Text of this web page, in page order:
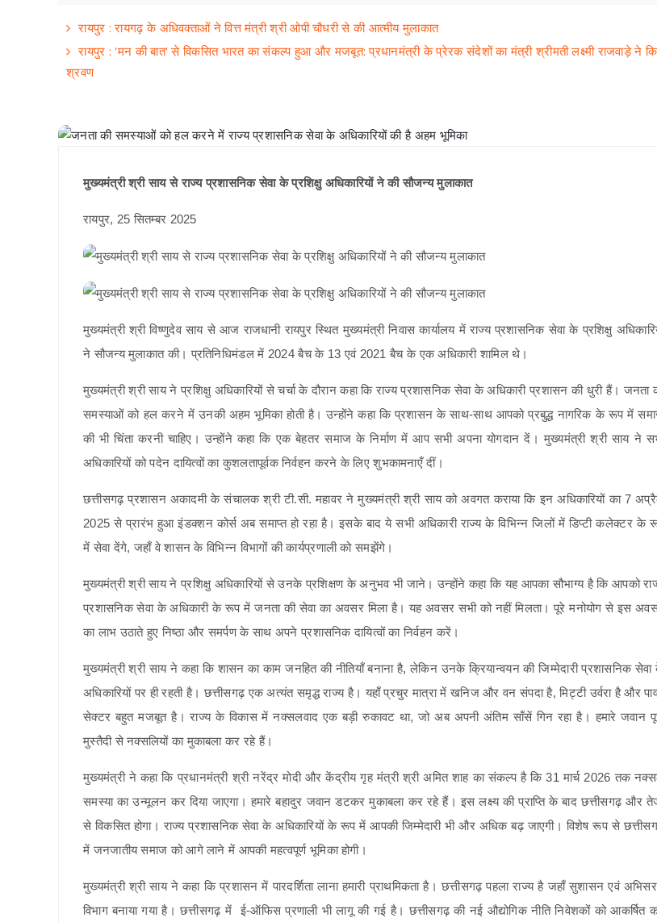
रायपुर : रायगढ़ के अधिवक्ताओं ने वित्त मंत्री श्री ओपी चौधरी से की आत्मीय मुलाकात
रायपुर : 'मन की बात' से विकसित भारत का संकल्प हुआ और मजबूत: प्रधानमंत्री के प्रेरक संदेशों का मंत्री श्रीमती लक्ष्मी राजवाड़े ने
श्रवण
मुख्यमंत्री श्री साय से राज्य प्रशासनिक सेवा के प्रशिक्षु अधिकारियों ने की सौजन्य मुलाकात
रायपुर, 25 सितम्बर 2025
मुख्यमंत्री श्री विष्णुदेव साय से आज राजधानी रायपुर स्थित मुख्यमंत्री निवास कार्यालय में राज्य प्रशासनिक सेवा के प्रशिक्षु
ने सौजन्य मुलाकात की। प्रतिनिधिमंडल में 2024 बैच के 13 एवं 2021 बैच के एक अधिकारी शामिल थे।
मुख्यमंत्री श्री साय ने प्रशिक्षु अधिकारियों से चर्चा के दौरान कहा कि राज्य प्रशासनिक सेवा के अधिकारी प्रशासन की धुरी हैं। जनता
समस्याओं को हल करने में उनकी अहम भूमिका होती है। उन्होंने कहा कि प्रशासन के साथ-साथ आपको प्रबुद्ध नागरिक के रूप में
की भी चिंता करनी चाहिए। उन्होंने कहा कि एक बेहतर समाज के निर्माण में आप सभी अपना योगदान दें। मुख्यमंत्री श्री साय ने
अधिकारियों को पदेन दायित्वों का कुशलतापूर्वक निर्वहन करने के लिए शुभकामनाएँ दीं।
छत्तीसगढ़ प्रशासन अकादमी के संचालक श्री टी.सी. महावर ने मुख्यमंत्री श्री साय को अवगत कराया कि इन अधिकारियों का 7
2025 से प्रारंभ हुआ इंडक्शन कोर्स अब समाप्त हो रहा है। इसके बाद ये सभी अधिकारी राज्य के विभिन्न जिलों में डिप्टी कलेक्टर के
में सेवा देंगे, जहाँ वे शासन के विभिन्न विभागों की कार्यप्रणाली को समझेंगे।
मुख्यमंत्री श्री साय ने प्रशिक्षु अधिकारियों से उनके प्रशिक्षण के अनुभव भी जाने। उन्होंने कहा कि यह आपका सौभाग्य है कि आपको
प्रशासनिक सेवा के अधिकारी के रूप में जनता की सेवा का अवसर मिला है। यह अवसर सभी को नहीं मिलता। पूरे मनोयोग से इस
का लाभ उठाते हुए निष्ठा और समर्पण के साथ अपने प्रशासनिक दायित्वों का निर्वहन करें।
मुख्यमंत्री श्री साय ने कहा कि शासन का काम जनहित की नीतियाँ बनाना है, लेकिन उनके क्रियान्वयन की जिम्मेदारी प्रशासनिक
अधिकारियों पर ही रहती है। छत्तीसगढ़ एक अत्यंत समृद्ध राज्य है। यहाँ प्रचुर मात्रा में खनिज और वन संपदा है, मिट्टी उर्वरा है और
सेक्टर बहुत मजबूत है। राज्य के विकास में नक्सलवाद एक बड़ी रुकावट था, जो अब अपनी अंतिम साँसें गिन रहा है। हमारे जवान
मुस्तैदी से नक्सलियों का मुकाबला कर रहे हैं।
मुख्यमंत्री ने कहा कि प्रधानमंत्री श्री नरेंद्र मोदी और केंद्रीय गृह मंत्री श्री अमित शाह का संकल्प है कि 31 मार्च 2026 तक
समस्या का उन्मूलन कर दिया जाएगा। हमारे बहादुर जवान डटकर मुकाबला कर रहे हैं। इस लक्ष्य की प्राप्ति के बाद छत्तीसगढ़ और
से विकसित होगा। राज्य प्रशासनिक सेवा के अधिकारियों के रूप में आपकी जिम्मेदारी भी और अधिक बढ़ जाएगी। विशेष रूप से
में जनजातीय समाज को आगे लाने में आपकी महत्वपूर्ण भूमिका होगी।
मुख्यमंत्री श्री साय ने कहा कि प्रशासन में पारदर्शिता लाना हमारी प्राथमिकता है। छत्तीसगढ़ पहला राज्य है जहाँ सुशासन एवं
विभाग बनाया गया है। छत्तीसगढ़ में ई-ऑफिस प्रणाली भी लागू की गई है। छत्तीसगढ़ की नई औद्योगिक नीति निवेशकों को आकर्षित